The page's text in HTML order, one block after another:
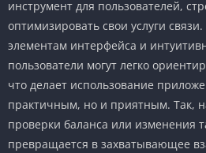
инструмент для пользователей,
оптимизировать свои услуги
элементам интерфейса и
пользователи могут легко
что делает использование
практичным, но и приятным. Так,
проверки баланса или изменения
превращается в захватывающее